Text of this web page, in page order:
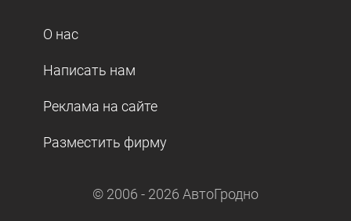
О нас
Написать нам
Реклама на сайте
Разместить фирму
© 2006 - 2026 АвтоГродно